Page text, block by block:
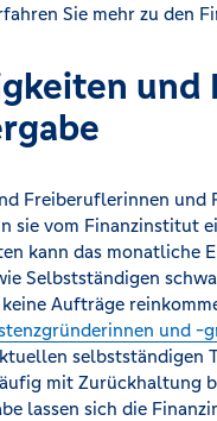
Sie mehr zu den
und
Freiberuflerinnen und
sie vom Finanzinstitut
kann das monatliche
Selbstständigen
Aufträge
und -
selbstständigen
mit Zurückhaltung
lassen sich die